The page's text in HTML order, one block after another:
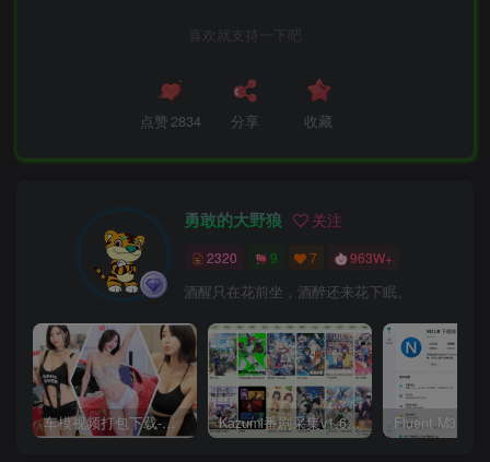
喜欢就支持一下吧
点赞2834 分享 收藏
勇敢的大野狼 关注
2320 9 7 963W+
酒醒只在花前坐，酒醉还来花下眠。
车模视频打包下载-高清无水印版 Kazumi番剧采集v1.6.9：支持自定义规则+在线观看+弹幕，跨平台下载